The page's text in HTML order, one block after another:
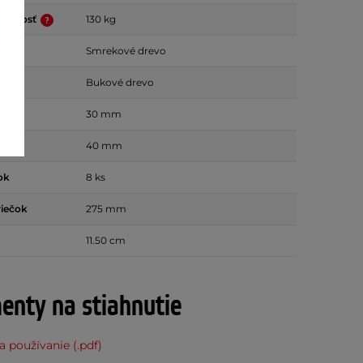
130 kg
Smrekové drevo
Bukové drevo
30 mm
40 mm
8 ks
275 mm
11.50 cm
na stiahnutie
používanie (.pdf)